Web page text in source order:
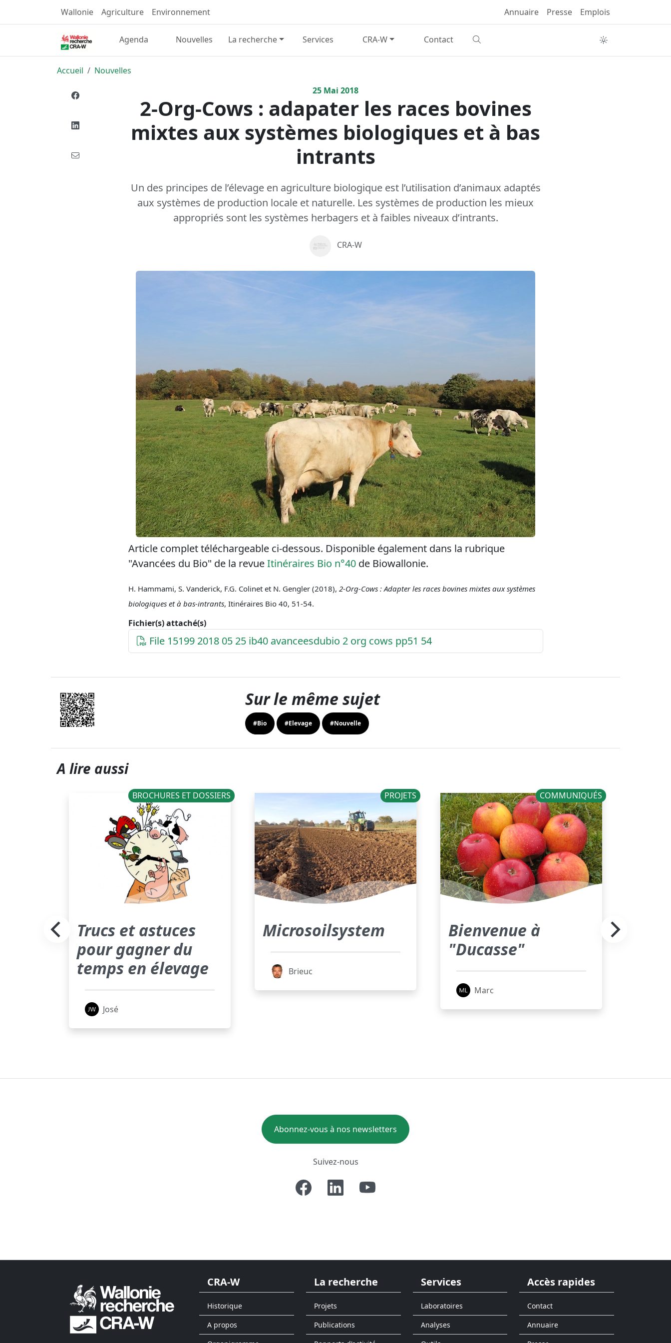
Wallonie Agriculture Environnement Annuaire Presse Emplois
Agenda Nouvelles La recherche Services CRA-W Contact
Accueil
Nouvelles
25 Mai 2018
2-Org-Cows : adapater les races bovines
mixtes aux systèmes biologiques et à bas
intrants
Un des principes de l’élevage en agriculture biologique est l’utilisation d’animaux adaptés
aux systèmes de production locale et naturelle. Les systèmes de production les mieux
appropriés sont les systèmes herbagers et à faibles niveaux d’intrants.
CRA-W
Article complet téléchargeable ci-dessous. Disponible également dans la rubrique
"Avancées du Bio" de la revueItinéraires Bio n°40de Biowallonie.
H. Hammami, S. Vanderick, F.G. Colinet et N. Gengler (2018), 2-Org-Cows : Adapter les races bovines mixtes aux systèmes
biologiques et à bas-intrants, Itinéraires Bio 40, 51-54.
Fichier(s) attaché(s)
File 15199 2018 05 25 ib40 avanceesdubio 2 org cows pp51 54
Sur le même sujet
#Bio #Elevage #Nouvelle
A lire aussi
BROCHURES ET DOSSIERS
Trucs et astuces
pour gagner du
temps en élevage
José
PROJETS
Microsoilsystem
Brieuc
COMMUNIQUÉS
Bienvenue à
"Ducasse"
Marc
Abonnez-vous à nos newsletters
Suivez-nous
CRA-W
Historique
A propos
La recherche
Projets
Publications
Services
Laboratoires
Analyses
Accès rapides
Contact
Annuaire